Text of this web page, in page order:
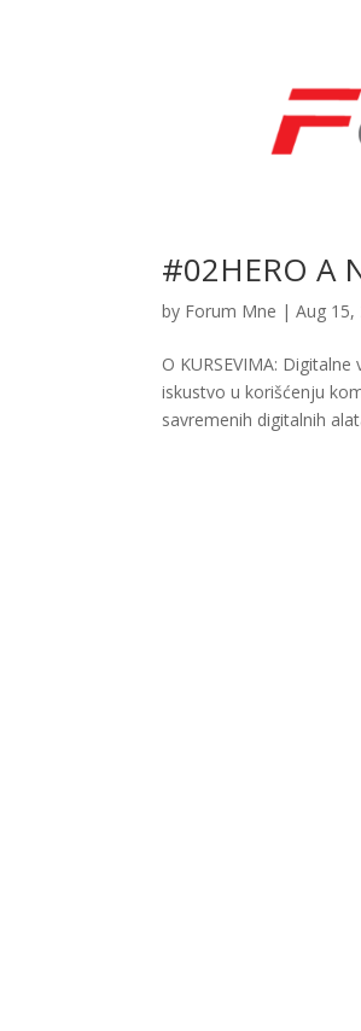
#02HERO A
by Forum Mne |Aug 15,
O KURSEVIMA:
iskustvo u korišćenju
savremenih digitalnih